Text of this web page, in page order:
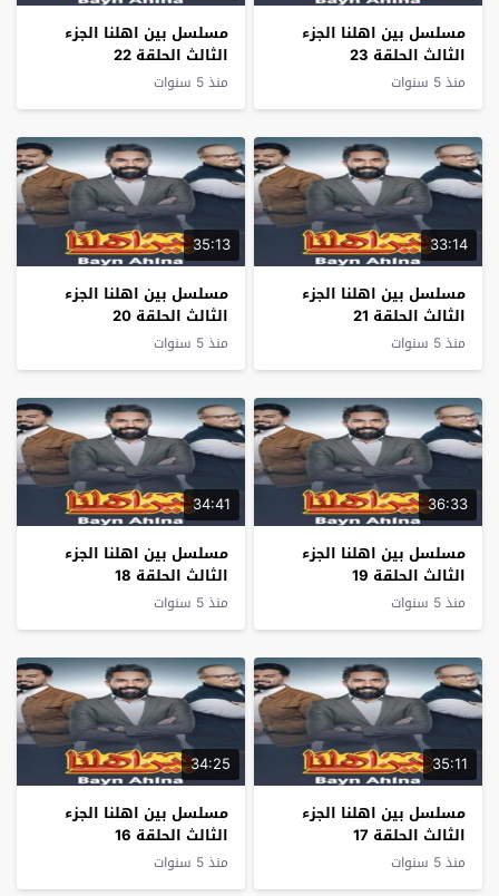
مسلسل بين اهلنا الجزء
الثالث الحلقة 23
منذ 5 سنوات
مسلسل بين اهلنا الجزء
الثالث الحلقة 22
منذ 5 سنوات
33:14
مسلسل بين اهلنا الجزء
الثالث الحلقة 21
منذ 5 سنوات
35:13
مسلسل بين اهلنا الجزء
الثالث الحلقة 20
منذ 5 سنوات
36:33
مسلسل بين اهلنا الجزء
الثالث الحلقة 19
منذ 5 سنوات
34:41
مسلسل بين اهلنا الجزء
الثالث الحلقة 18
منذ 5 سنوات
35:11
مسلسل بين اهلنا الجزء
الثالث الحلقة 17
منذ 5 سنوات
34:25
مسلسل بين اهلنا الجزء
الثالث الحلقة 16
منذ 5 سنوات